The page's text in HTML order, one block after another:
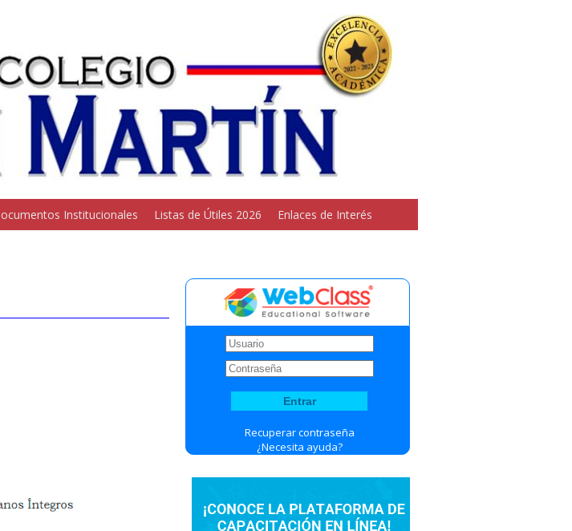
Institucionales Listas de Útiles 2026 Enlaces de Interés
Recuperar contraseña
¿Necesita ayuda?